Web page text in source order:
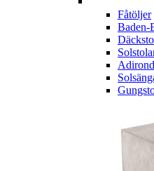
Fåtöljer
Baden-